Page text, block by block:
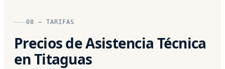
08 — TARIFAS
Precios de Asistencia Técnica
en Titaguas